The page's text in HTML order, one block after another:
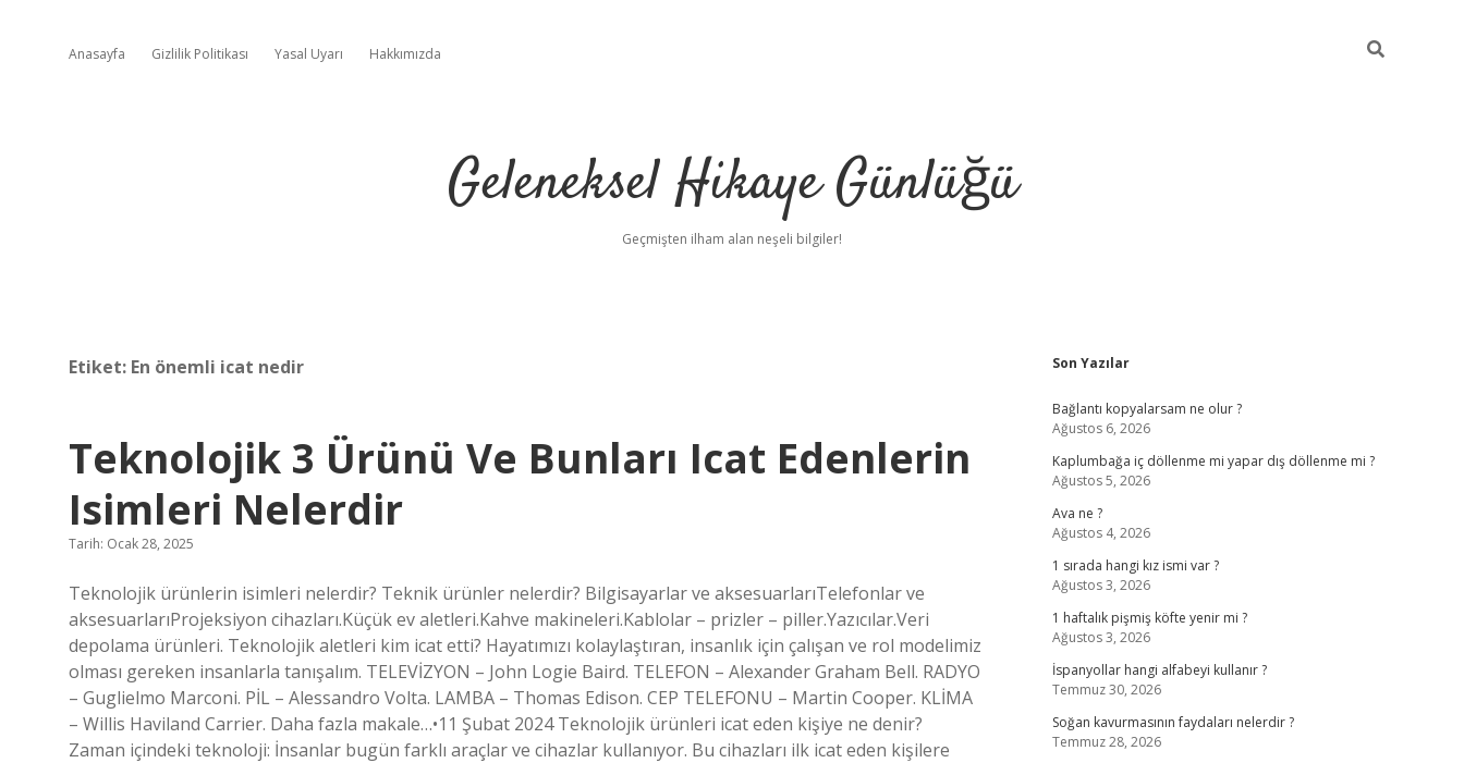
Anasayfa Gizlilik Politikası Yasal Uyarı Hakkımızda
Geleneksel Hikaye Günlüğü
Geçmişten ilham alan neşeli bilgiler!
Etiket: En önemli icat nedir
Teknolojik 3 Ürünü Ve Bunları Icat Edenlerin
Isimleri Nelerdir
Tarih: Ocak 28, 2025
Teknolojik ürünlerin isimleri nelerdir? Teknik ürünler nelerdir? Bilgisayarlar ve aksesuarlarıTelefonlar ve
aksesuarlarıProjeksiyon cihazları.Küçük ev aletleri.Kahve makineleri.Kablolar – prizler – piller.Yazıcılar.Veri
depolama ürünleri. Teknolojik aletleri kim icat etti? Hayatımızı kolaylaştıran, insanlık için çalışan ve rol modelimiz
olması gereken insanlarla tanışalım. TELEVİZYON – John Logie Baird. TELEFON – Alexander Graham Bell. RADYO
– Guglielmo Marconi. PİL – Alessandro Volta. LAMBA – Thomas Edison. CEP TELEFONU – Martin Cooper. KLİMA
– Willis Haviland Carrier. Daha fazla makale…•11 Şubat 2024 Teknolojik ürünleri icat eden kişiye ne denir?
Zaman içindeki teknoloji: İnsanlar bugün farklı araçlar ve cihazlar kullanıyor. Bu cihazları ilk icat eden kişilere
Sidebar
Son Yazılar
Bağlantı kopyalarsam ne olur ?
Ağustos 6, 2026
Kaplumbağa iç döllenme mi yapar dış döllenme mi ?
Ağustos 5, 2026
Ava ne ?
Ağustos 4, 2026
1 sırada hangi kız ismi var ?
Ağustos 3, 2026
1 haftalık pişmiş köfte yenir mi ?
Ağustos 3, 2026
İspanyollar hangi alfabeyi kullanır ?
Temmuz 30, 2026
Soğan kavurmasının faydaları nelerdir ?
Temmuz 28, 2026